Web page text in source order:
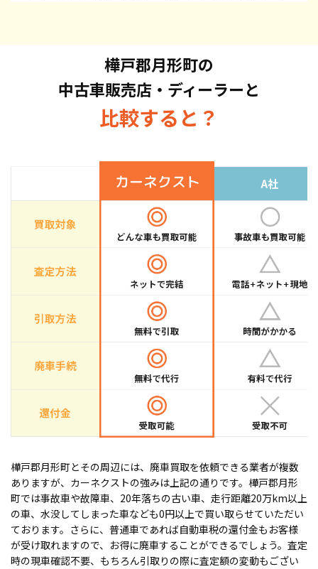
オデッセイ・スカイライン・CX-5・ジムニー
など、車種を問わずお持ち込みください。ま
た、高価買取している車種もございますので、
お気軽にお問い合わせください！
樺戸郡月形町の
中古車販売店・ディーラーと
比較すると？
樺戸郡月形町とその周辺には、廃車買取を依頼できる業者が複数
ありますが、カーネクストの強みは上記の通りです。樺戸郡月形
町では事故車や故障車、20年落ちの古い車、走行距離20万km以上
の車、水没してしまった車なども0円以上で買い取らせていただい
ております。さらに、普通車であれば自動車税の還付金もお客様
が受け取れますので、お得に廃車することができるでしょう。査定
時の現車確認不要、もちろん引取りの際に査定額の変動もござい